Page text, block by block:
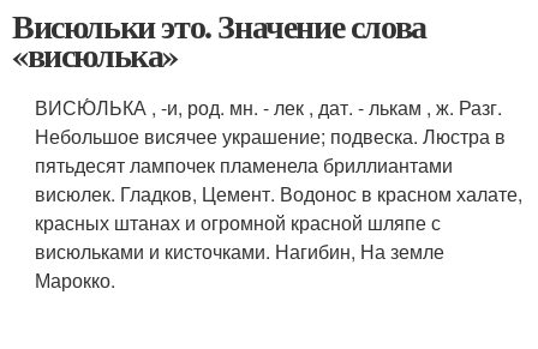
Висюльки это. Значение слова
«висюлька»
ВИСЮ́ЛЬКА , -и, род. мн. - лек , дат. - лькам , ж. Разг.
Небольшое висячее украшение; подвеска. Люстра в
пятьдесят лампочек пламенела бриллиантами
висюлек. Гладков, Цемент. Водонос в красном халате,
красных штанах и огромной красной шляпе с
висюльками и кисточками. Нагибин, На земле
Марокко.